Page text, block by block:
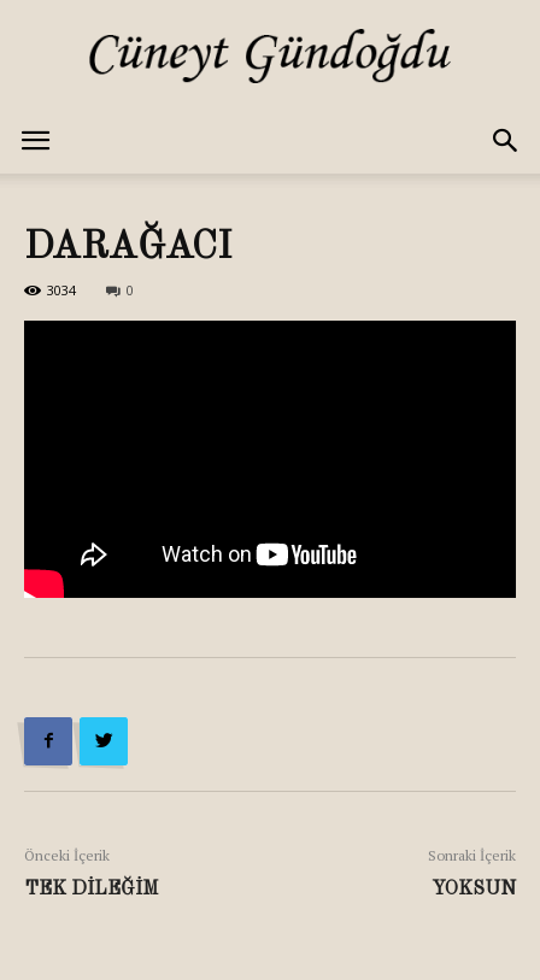
DARAĞACI
3034 0
Önceki İçerik
TEK DİLEĞİM
Sonraki İçerik
YOKSUN